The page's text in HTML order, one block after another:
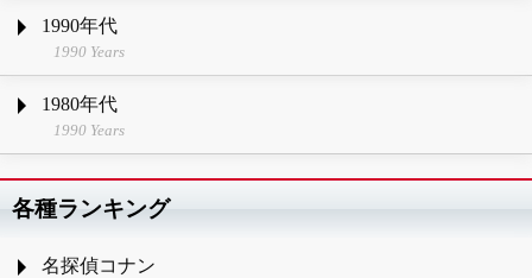
1990年代
1990 Years
1980年代
1990 Years
各種ランキング
名探偵コナン